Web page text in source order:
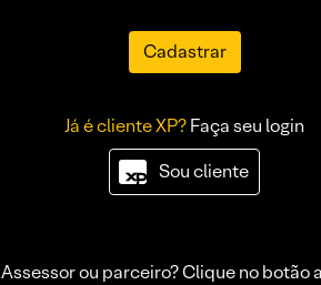
Cadastrar
Já é cliente XP?Faça seu login
Sou cliente
Assessor ou parceiro? Clique no botão